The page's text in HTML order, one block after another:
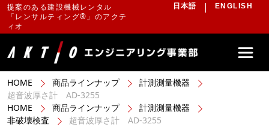
提案のある建設機械レンタル
「レンサルティング®」のアクテ
ィオ
日本語 ENGLISH
HOME 商品ラインナップ
計測測量機器
超音波厚さ計 AD-3255
HOME
商品ラインナップ
計測測量機器
非破壊検査
超音波厚さ計 AD-3255